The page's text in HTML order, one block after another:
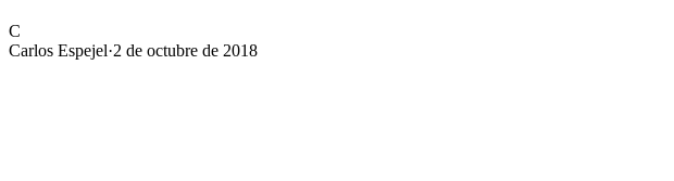
C
Carlos Espejel·2 de octubre de 2018